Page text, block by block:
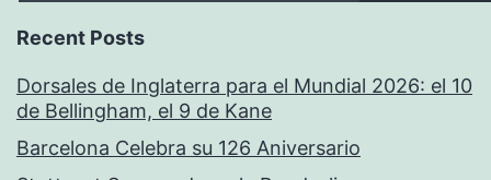
Recent Posts
Dorsales de Inglaterra para el Mundial 2026: el 10
de Bellingham, el 9 de Kane
Barcelona Celebra su 126 Aniversario